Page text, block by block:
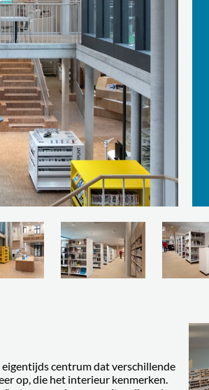
centrum dat verschillende
op, die het interieur kenmerken.